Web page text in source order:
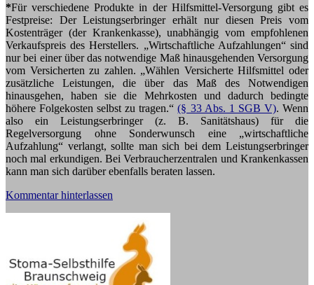
*Für verschiedene Produkte in der Hilfsmittel-Versorgung gibt es
Festpreise: Der Leistungserbringer erhält nur diesen Preis vom
Kostenträger (der Krankenkasse), unabhängig vom empfohlenen
Verkaufspreis des Herstellers. „Wirtschaftliche Aufzahlungen“ sind
nur bei einer über das notwendige Maß hinausgehenden Versorgung
vom Versicherten zu zahlen. „Wählen Versicherte Hilfsmittel oder
zusätzliche Leistungen, die über das Maß des Notwendigen
hinausgehen, haben sie die Mehrkosten und dadurch bedingte
höhere Folgekosten selbst zu tragen.“(§ 33 Abs. 1 SGB V). Wenn
also ein Leistungserbringer (z. B. Sanitätshaus) für die
Regelversorgung ohne Sonderwunsch eine „wirtschaftliche
Aufzahlung“ verlangt, sollte man sich bei dem Leistungserbringer
noch mal erkundigen. Bei Verbraucherzentralen und Krankenkassen
kann man sich darüber ebenfalls beraten lassen.
Kommentar hinterlassen